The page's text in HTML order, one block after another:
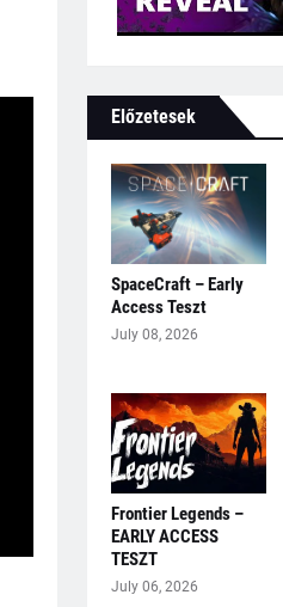
Előzetesek
SpaceCraft – Early
Access Teszt
July 08, 2026
Frontier Legends –
EARLY ACCESS
TESZT
July 06, 2026